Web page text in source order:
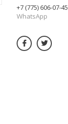
+7 (775) 606-07-45
WhatsApp